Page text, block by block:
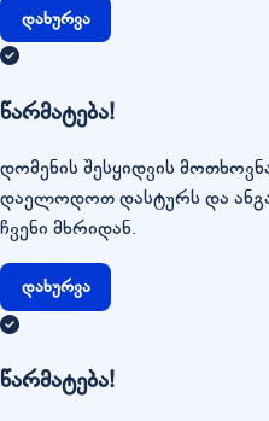
დახურვა
წარმატება!
დომენის შესყიდვის
დაელოდოთ დასტურს და
ჩვენი მხრიდან.
დახურვა
წარმატება!